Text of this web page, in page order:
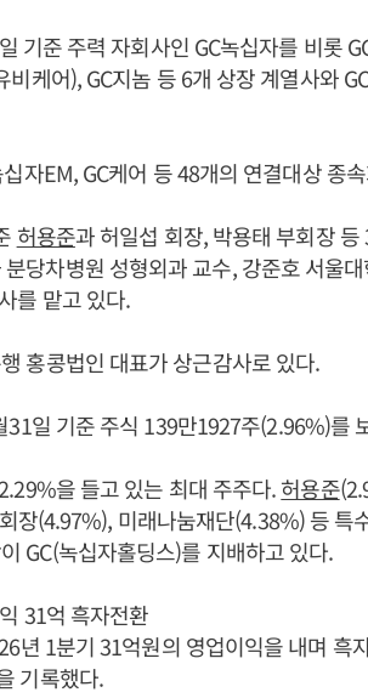
기준 주력 자회사인 GC녹십자를 비롯
비케어), GC지놈 등 6개 상장 계열사와
자EM, GC케어 등 48개의 연결대상 종
허용준과 허일섭 회장, 박용태 부회장
당차병원 성형외과 교수, 강준호 서울
를 맡고 있다.
홍콩법인 대표가 상근감사로 있다.
31일 기준 주식 139만1927주(2.96%)를
을 들고 있는 최대 주주다.허용준
장(4.97%), 미래나눔재단(4.38%) 등 특
GC(녹십자홀딩스)를 지배하고 있다.
31억 흑자전환
년 1분기 31억원의 영업이익을 내며 흑
기록했다.